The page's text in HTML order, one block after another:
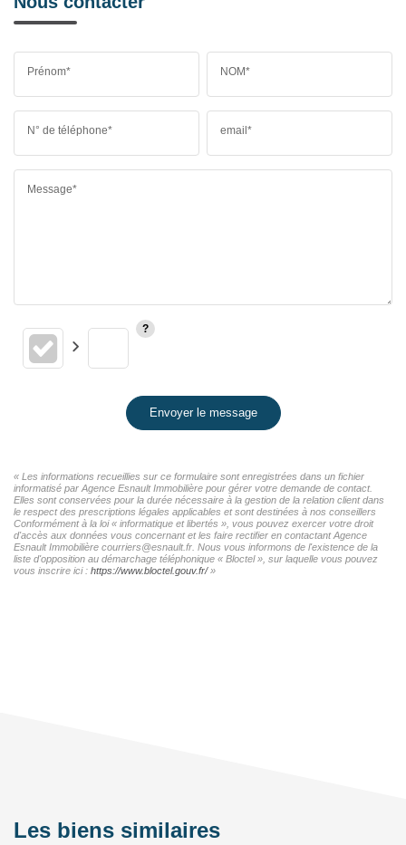
Prénom* NOM*
N° de téléphone* email*
Message*
Envoyer le message
« Les informations recueillies sur ce formulaire sont enregistrées dans un fichier
informatisé par Agence Esnault Immobilière pour gérer votre demande de contact.
Elles sont conservées pour la durée nécessaire à la gestion de la relation client dans
le respect des prescriptions légales applicables et sont destinées à nos conseillers
Conformément à la loi « informatique et libertés », vous pouvez exercer votre droit
d'accès aux données vous concernant et les faire rectifier en contactant Agence
Esnault Immobilière courriers@esnault.fr. Nous vous informons de l'existence de la
liste d'opposition au démarchage téléphonique « Bloctel », sur laquelle vous pouvez
vous inscrire ici : https://www.bloctel.gouv.fr/»
Les biens similaires